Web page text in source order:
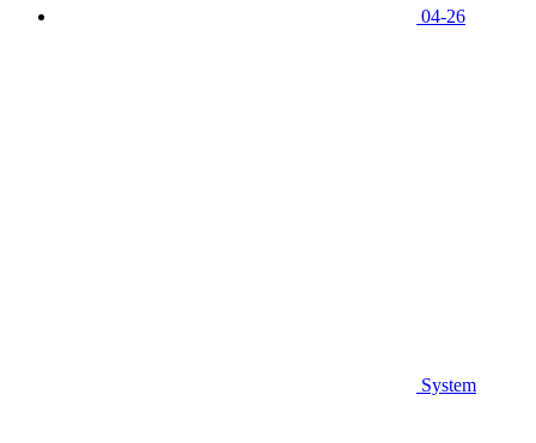
04-26
System